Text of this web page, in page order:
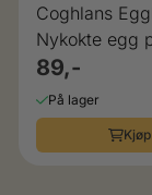
Coghlans
Nykokte egg
frokost
89,-
På lager
Kjøp